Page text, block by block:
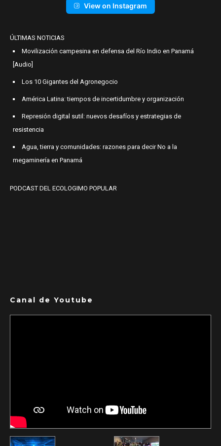
View on Instagram
ÚLTIMAS NOTICIAS
Movilización campesina en defensa del Río Indio en Panamá
[Audio]
Los 10 Gigantes del Agronegocio
América Latina: tiempos de incertidumbre y organización
Represión digital sutil: nuevos desafíos y estrategias de
resistencia
Agua, tierra y comunidades: razones para decir No a la
megaminería en Panamá
PODCAST DEL ECOLOGIMO POPULAR
Canal de Youtube